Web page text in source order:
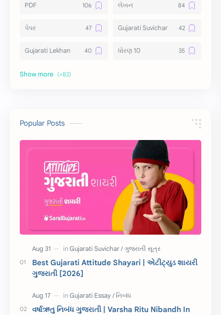
PDF લેખન
પેપર Gujarati Suvichar
Gujarati Lekhan ધોરણ 10
અર્થ વિસ્તાર
10 વાક્યો
સુવિચાર Gujarati Vyakaran
આરતી
અહેવાલ લેખન શુભેચ્છા સંદેશ
ગુજરાતી શબ્દો
ધોરણ 5 માહિતી
ગુજરાતી સૂત્ર
ચાલીસા
દિવાળી સમાનાર્થી શબ્દો
Popular Posts
Best Gujarati Attitude Shayari | એટીટ્યુડ શાયરી
ગુજરાતી [2026]
વર્ષાઋતુ નિબંધ ગુજરાતી | Varsha Ritu Nibandh In